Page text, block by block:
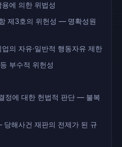
용에 의한 위법성
제3호의 위헌성 — 명확성원
의 자유·일반적 행동자유 제한
부수적 위헌성
정에 대한 헌법적 판단 — 불복
해사건 재판의 전제가 된 규